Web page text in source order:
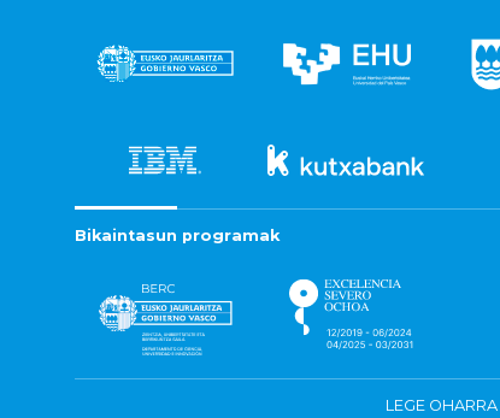
Bikaintasun programak
LEGE OHARRA